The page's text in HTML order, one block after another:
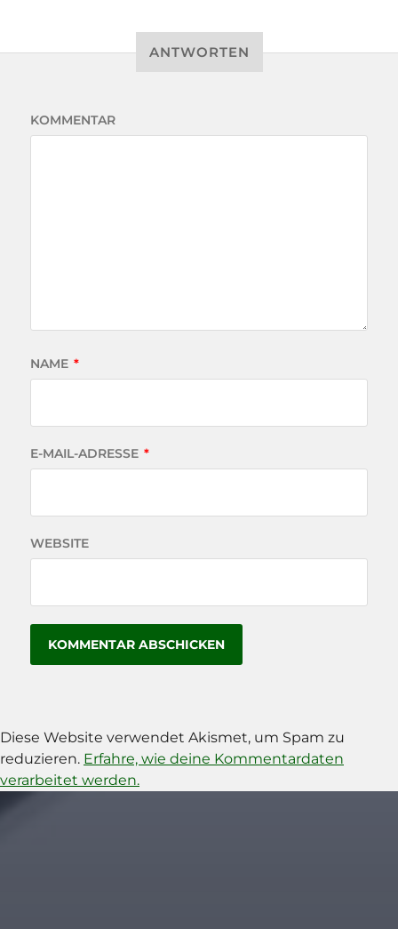
ANTWORTEN
KOMMENTAR
NAME *
E-MAIL-ADRESSE *
WEBSITE
Diese Website verwendet Akismet, um Spam zu
reduzieren. Erfahre, wie deine Kommentardaten
verarbeitet werden.